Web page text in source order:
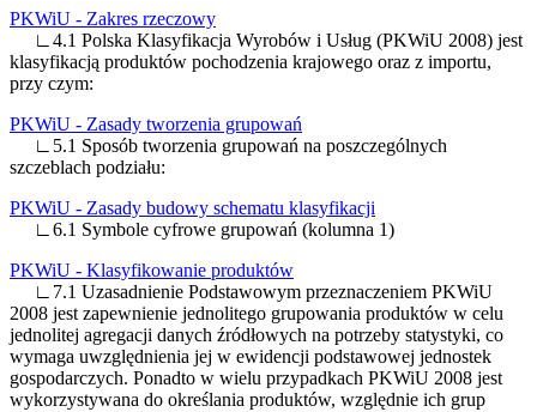
PKWiU - Zakres rzeczowy
∟4.1 Polska Klasyfikacja Wyrobów i Usług (PKWiU 2008) jest
klasyfikacją produktów pochodzenia krajowego oraz z importu,
przy czym:
PKWiU - Zasady tworzenia grupowań
∟5.1 Sposób tworzenia grupowań na poszczególnych
szczeblach podziału:
PKWiU - Zasady budowy schematu klasyfikacji
∟6.1 Symbole cyfrowe grupowań (kolumna 1)
PKWiU - Klasyfikowanie produktów
∟7.1 Uzasadnienie Podstawowym przeznaczeniem PKWiU
2008 jest zapewnienie jednolitego grupowania produktów w celu
jednolitej agregacji danych źródłowych na potrzeby statystyki, co
wymaga uwzględnienia jej w ewidencji podstawowej jednostek
gospodarczych. Ponadto w wielu przypadkach PKWiU 2008 jest
wykorzystywana do określania produktów, względnie ich grup